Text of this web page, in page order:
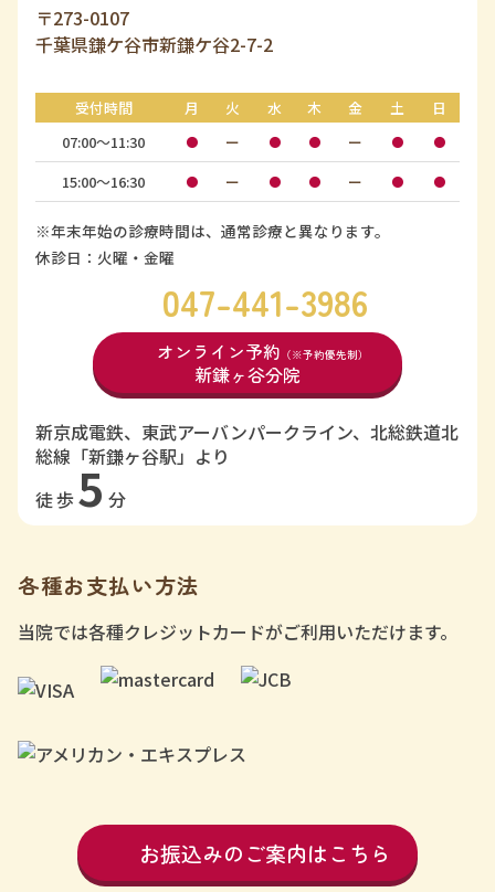
〒273-0107
千葉県鎌ケ谷市新鎌ケ谷2-7-2
受付時間 月 火 水 木 金 土
日
07:00〜11:30
● ー ● ● ー ● ●
15:00〜16:30 ● ー ● ● ー ● ●
※年末年始の診療時間は、通常診療と異なります。
休診日：火曜・金曜
047-441-3986
オンライン予約 （※予約優先制）
新鎌ヶ谷分院
新京成電鉄、東武アーバンパークライン、北総鉄道北
総線「新鎌ヶ谷駅」より
徒歩5分
各種お支払い方法
当院では各種クレジットカードがご利用いただけます。
お振込みのご案内はこちら